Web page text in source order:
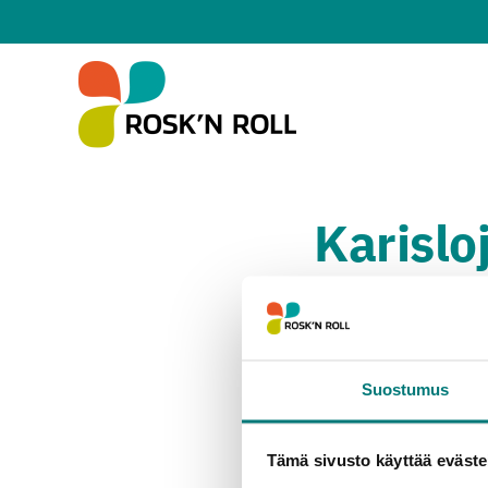
Suostumus
Tämä sivusto käyttää